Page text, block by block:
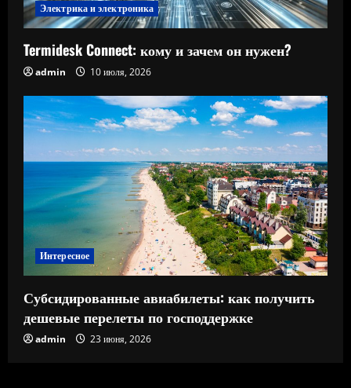
Электрика и электроника
Termidesk Connect: кому и зачем он нужен?
admin 10 июля, 2026
Интересное
Субсидированные авиабилеты: как получить
дешевые перелеты по господдержке
admin 23 июня, 2026